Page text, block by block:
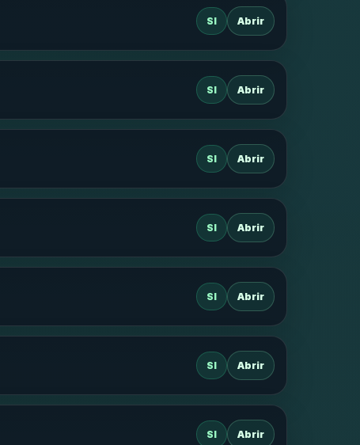
SI Abrir
SI Abrir
SI Abrir
SI Abrir
SI Abrir
SI Abrir
SI Abrir